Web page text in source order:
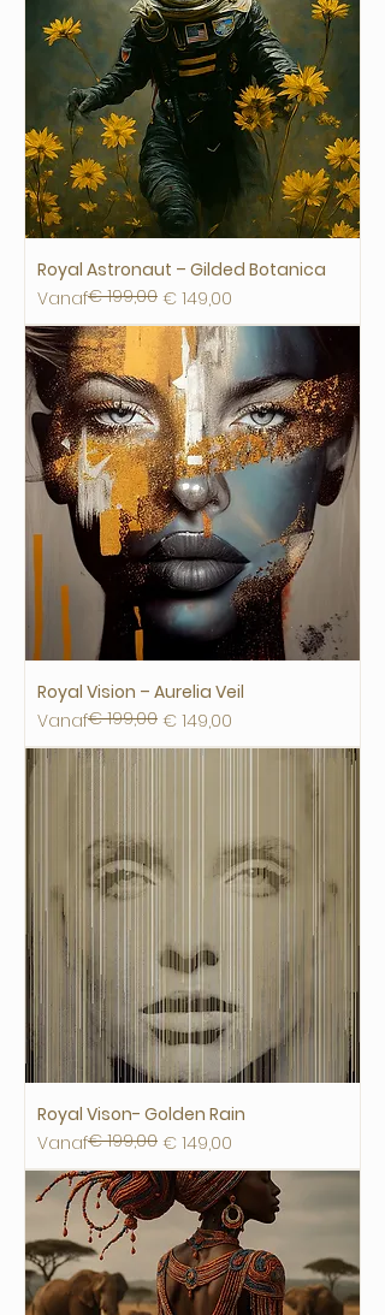
Royal Astronaut – Gilded Botanica
Vanaf
Normale prijs
€ 199,00 € 149,00
Verkoopprijs
Royal Vision – Aurelia Veil
Vanaf
Normale prijs
€ 199,00 € 149,00
Verkoopprijs
Royal Vison- Golden Rain
Vanaf
Normale prijs
€ 199,00 € 149,00
Verkoopprijs